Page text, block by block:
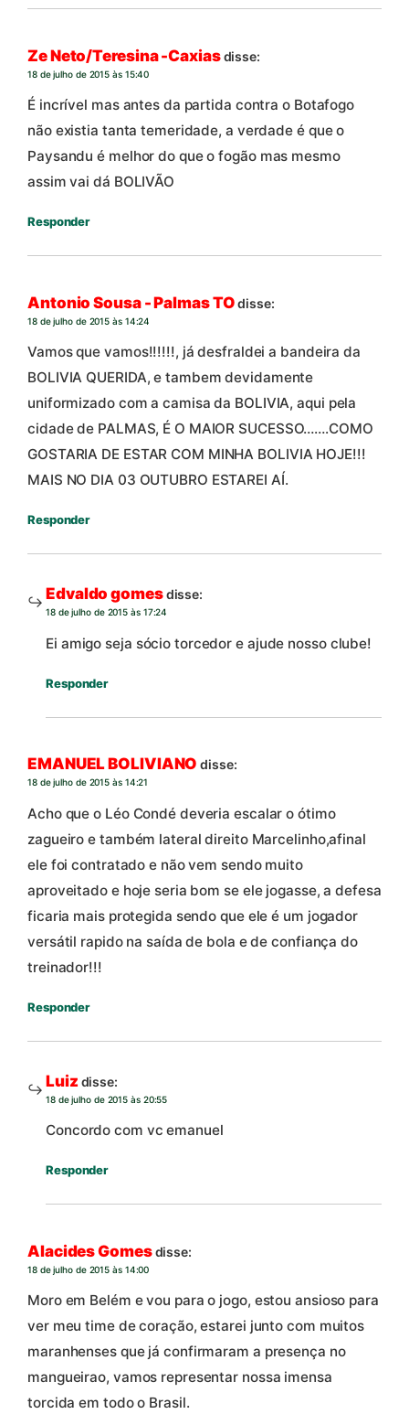
Ze Neto/Teresina -Caxiasdisse:
18 de julho de 2015 às 15:40
É incrível mas antes da partida contra o Botafogo
não existia tanta temeridade, a verdade é que o
Paysandu é melhor do que o fogão mas mesmo
assim vai dá BOLIVÃO
Responder
Antonio Sousa - Palmas TO disse:
18 de julho de 2015 às 14:24
Vamos que vamos!!!!!!, já desfraldei a bandeira da
BOLIVIA QUERIDA, e tambem devidamente
uniformizado com a camisa da BOLIVIA, aqui pela
cidade de PALMAS, É O MAIOR SUCESSO…….COMO
GOSTARIA DE ESTAR COM MINHA BOLIVIA HOJE!!!
MAIS NO DIA 03 OUTUBRO ESTAREI AÍ.
Responder
Edvaldo gomesdisse:
18 de julho de 2015 às 17:24
Ei amigo seja sócio torcedor e ajude nosso clube!
Responder
EMANUEL BOLIVIANO disse:
18 de julho de 2015 às 14:21
Acho que o Léo Condé deveria escalar o ótimo
zagueiro e também lateral direito Marcelinho,afinal
ele foi contratado e não vem sendo muito
aproveitado e hoje seria bom se ele jogasse, a defesa
ficaria mais protegida sendo que ele é um jogador
versátil rapido na saída de bola e de confiança do
treinador!!!
Responder
Luiz disse:
18 de julho de 2015 às 20:55
Concordo com vc emanuel
Responder
Alacides Gomesdisse:
18 de julho de 2015 às 14:00
Moro em Belém e vou para o jogo, estou ansioso para
ver meu time de coração, estarei junto com muitos
maranhenses que já confirmaram a presença no
mangueirao, vamos representar nossa imensa
torcida em todo o Brasil.